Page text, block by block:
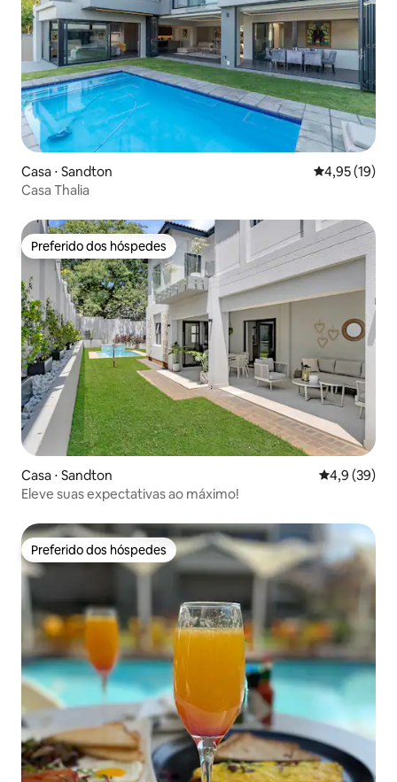
Casa ⋅ Sandton 4,95 de uma
4,95 (19)
Casa Thalia
Preferido dos hóspedes
Preferido dos hóspedes
Casa ⋅ Sandton 4,9 de uma
4,9 (39)
Eleve suas expectativas ao máximo!
Preferido dos hóspedes
Preferido dos hóspedes